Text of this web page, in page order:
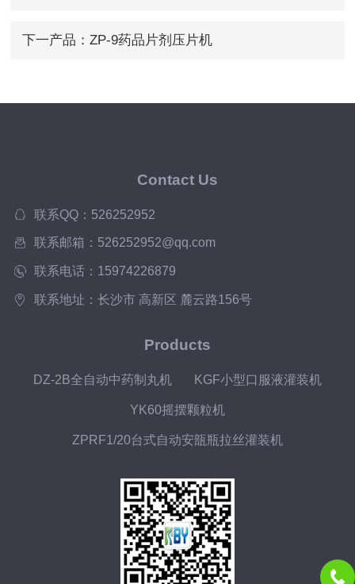
下一产品： ZP-9药品片剂压片机
Contact Us
联系QQ：526252952
联系邮箱：526252952@qq.com
联系电话：15974226879
联系地址：长沙市 高新区 麓云路156号
Products
DZ-2B全自动中药制丸机 KGF小型口服液灌装机
YK60摇摆颗粒机
ZPRF1/20台式自动安瓿瓶拉丝灌装机